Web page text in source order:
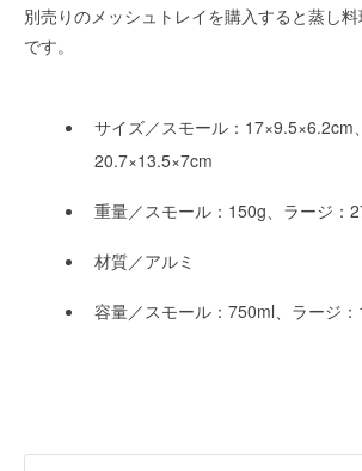
別売りのメッシュトレイを購入すると蒸し
です。
サイズ／スモール：17×9.5×6.2cm
20.7×13.5×7cm
重量／スモール：150g、ラージ：
材質／アルミ
容量／スモール：750ml、ラージ